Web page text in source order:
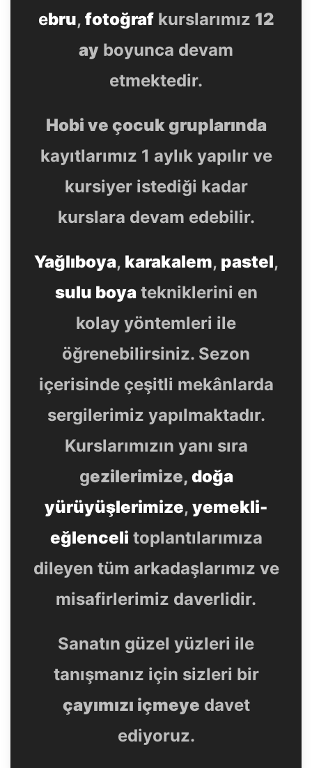
ebru, fotoğrafkurslarımız 12
ay boyunca devam
etmektedir.
Hobi ve çocuk gruplarında
kayıtlarımız 1 aylık yapılır ve
kursiyer istediği kadar
kurslara devam edebilir.
Yağlıboya, karakalem, pastel,
sulu boyatekniklerini en
kolay yöntemleri ile
öğrenebilirsiniz. Sezon
içerisinde çeşitli mekânlarda
sergilerimiz yapılmaktadır.
Kurslarımızın yanı sıra
gezilerimize, doğa
yürüyüşlerimize, yemekli-
eğlenceli toplantılarımıza
dileyen tüm arkadaşlarımız ve
misafirlerimiz daverlidir.
Sanatın güzel yüzleri ile
tanışmanız için sizleri bir
çayımızı içmeye davet
ediyoruz.